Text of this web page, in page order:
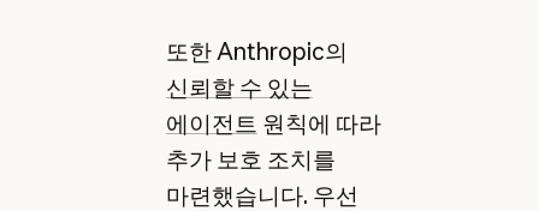
또한 Anthropic의
신뢰할 수 있는
에이전트 원칙에 따라
추가 보호 조치를
마련했습니다. 우선